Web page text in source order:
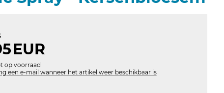
EUR
op voorraad
een e-mail wanneer het artikel weer beschikbaar is